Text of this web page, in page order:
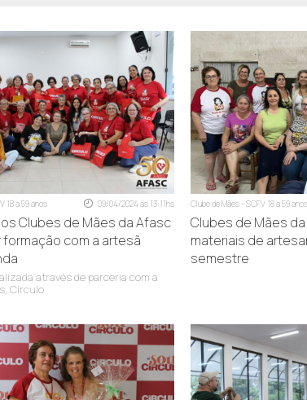
transformação, reforçando o compromisso da
18 a 59 anos 09/04/2024 às 13:11hs
Clubes de Mães da Afasc
com a artesã
através de parceria com a
Círculo
Clube de Mães - SCFV 18 a 59 anos
Clubes de Mães
materiais de
semestre